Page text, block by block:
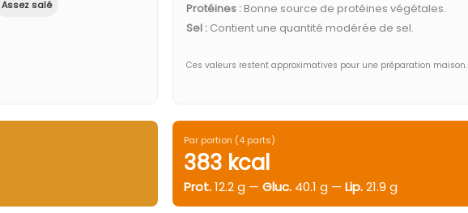
Assez salé
Protéines :Bonne source de protéines végétales.
Sel : Contient une quantité modérée de sel.
Ces valeurs restent approximatives pour une préparation maison.
Par portion (4 parts)
383 kcal
Prot.12.2 g —Gluc. 40.1 g —Lip.21.9 g